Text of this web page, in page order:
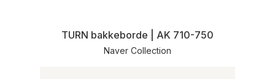
TURN bakkeborde | AK 710-750
Naver Collection